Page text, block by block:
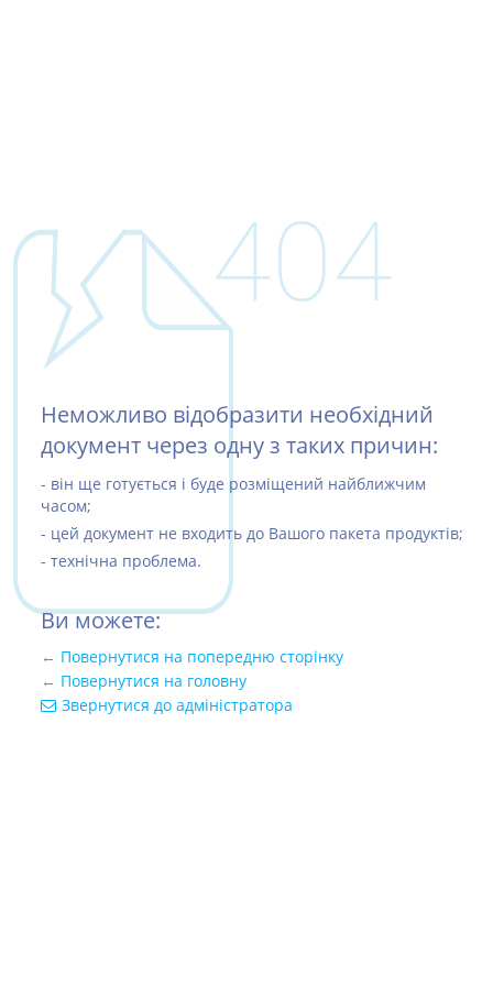
404
Неможливо відобразити необхідний
документ через одну з таких причин:
- він ще готується і буде розміщений найближчим
часом;
- цей документ не входить до Вашого пакета продуктів;
- технічна проблема.
Ви можете:
← Повернутися на попередню сторінку
← Повернутися на головну
Звернутися до адміністратора